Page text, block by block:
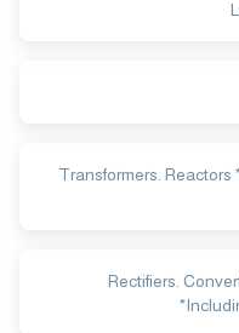
Transformers. Reactors
Rectifiers.